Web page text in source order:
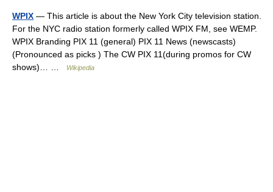
WPIX — This article is about the New York City television station.
For the NYC radio station formerly called WPIX FM, see WEMP.
WPIX Branding PIX 11 (general) PIX 11 News (newscasts)
(Pronounced as picks ) The CW PIX 11(during promos for CW
shows)… …
Wikipedia